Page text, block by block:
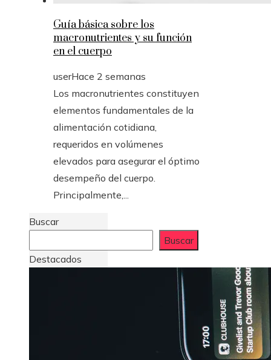
Guía básica sobre los
macronutrientes y su función
en el cuerpo
userHace 2 semanas
Los macronutrientes constituyen
elementos fundamentales de la
alimentación cotidiana,
requeridos en volúmenes
elevados para asegurar el óptimo
desempeño del cuerpo.
Principalmente,...
Buscar
Buscar
Destacados